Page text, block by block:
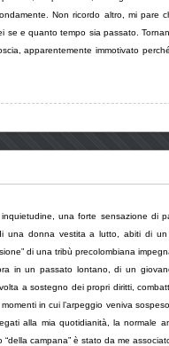
Non ricordo altro, mi pare
se e quanto tempo sia passato.
apparentemente immotivato
inquietudine, una forte sensazione di
una donna vestita a lutto, abiti di un
di una tribù precolombiana
in un passato lontano, di un
a sostegno dei propri diritti,
in cui l’arpeggio veniva
alla mia quotidianità, la normale
campana” è stato da me